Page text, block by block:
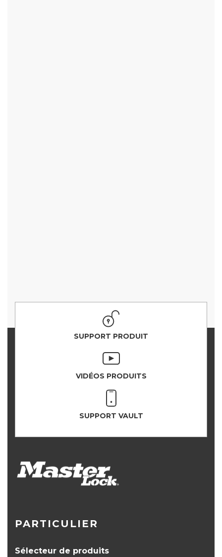
SUPPORT PRODUIT
VIDÉOS PRODUITS
SUPPORT VAULT
PARTICULIER
Sélecteur de produits